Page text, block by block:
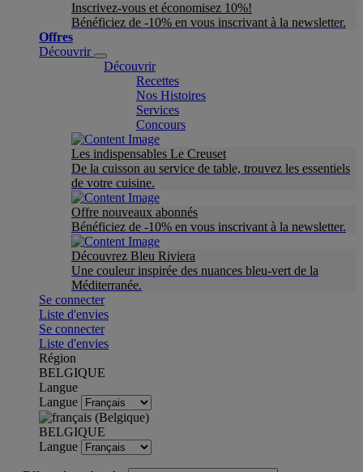
Inscrivez-vous et économisez 10%!
Bénéficiez de -10% en vous inscrivant à la newsletter.
Offres
Découvrir
Découvrir
Recettes
Nos Histoires
Services
Concours
Les indispensables Le Creuset
De la cuisson au service de table, trouvez les essentiels
de votre cuisine.
Offre nouveaux abonnés
Bénéficiez de -10% en vous inscrivant à la newsletter.
Découvrez Bleu Riviera
Une couleur inspirée des nuances bleu-vert de la
Méditerranée.
Se connecter
Liste d'envies
Se connecter
Liste d'envies
Région
BELGIQUE
Langue
Langue
BELGIQUE
Langue